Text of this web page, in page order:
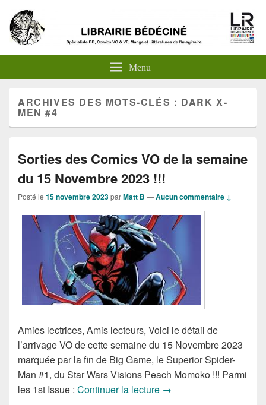
Menu
ARCHIVES DES MOTS-CLÉS : DARK X-
MEN #4
Sorties des Comics VO de la semaine
du 15 Novembre 2023 !!!
Posté le 15 novembre 2023parMatt B —Aucun commentaire ↓
Amies lectrices, Amis lecteurs, Voici le détail de
l’arrivage VO de cette semaine du 15 Novembre 2023
marquée par la fin de Big Game, le Superior Spider-
Man #1, du Star Wars Visions Peach Momoko !!! Parmi
les 1st Issue : Continuer la lecture Sorties des Comics VO
→